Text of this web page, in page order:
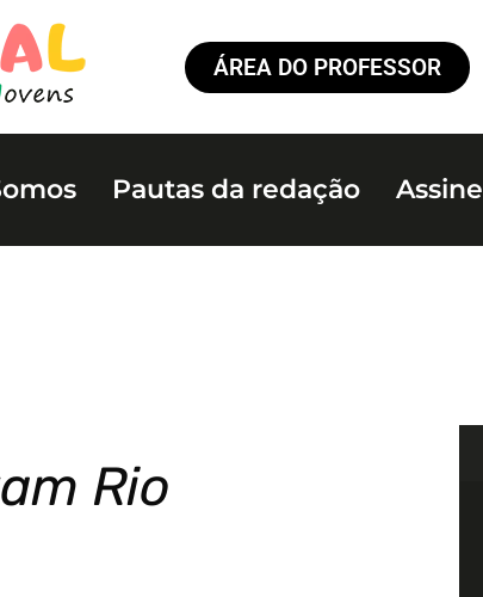
ÁREA DO PROFESSOR
Pautas da redação Assine
Rio